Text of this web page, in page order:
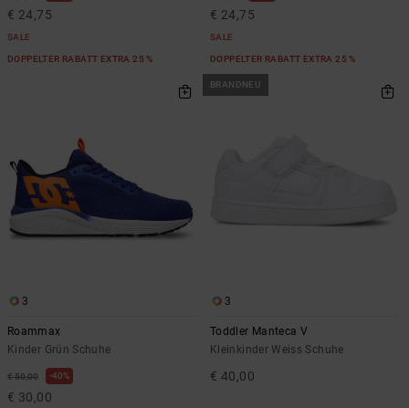
€ 24,75
SALE
DOPPELTER RABATT EXTRA 25 %
€ 24,75
SALE
DOPPELTER RABATT EXTRA 25 %
3
Roammax
Kinder Grün Schuhe
€ 50,00 40%
€ 30,00
BRANDNEU
3
Toddler Manteca V
Kleinkinder Weiss Schuhe
€ 40,00